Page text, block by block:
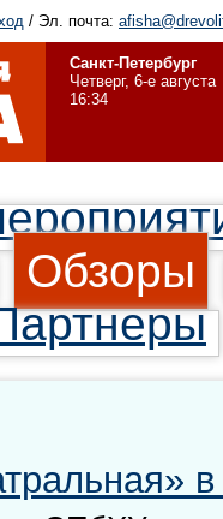
/ Эл. почта:
Санкт-Петербург
Четверг, 6-е августа
16:34
Обзоры